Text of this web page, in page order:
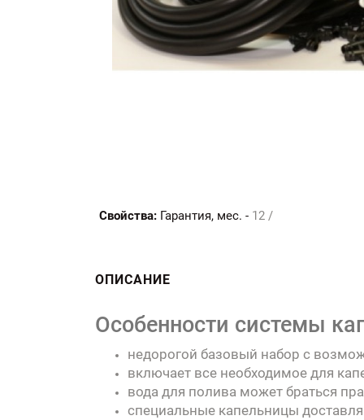
Свойства: Гарантия, мес. - 12 /
ОПИСАНИЕ
Особенности системы
недорогой базовый набор с
включает все необходимое для
вода для полива может браться
специальные капельницы